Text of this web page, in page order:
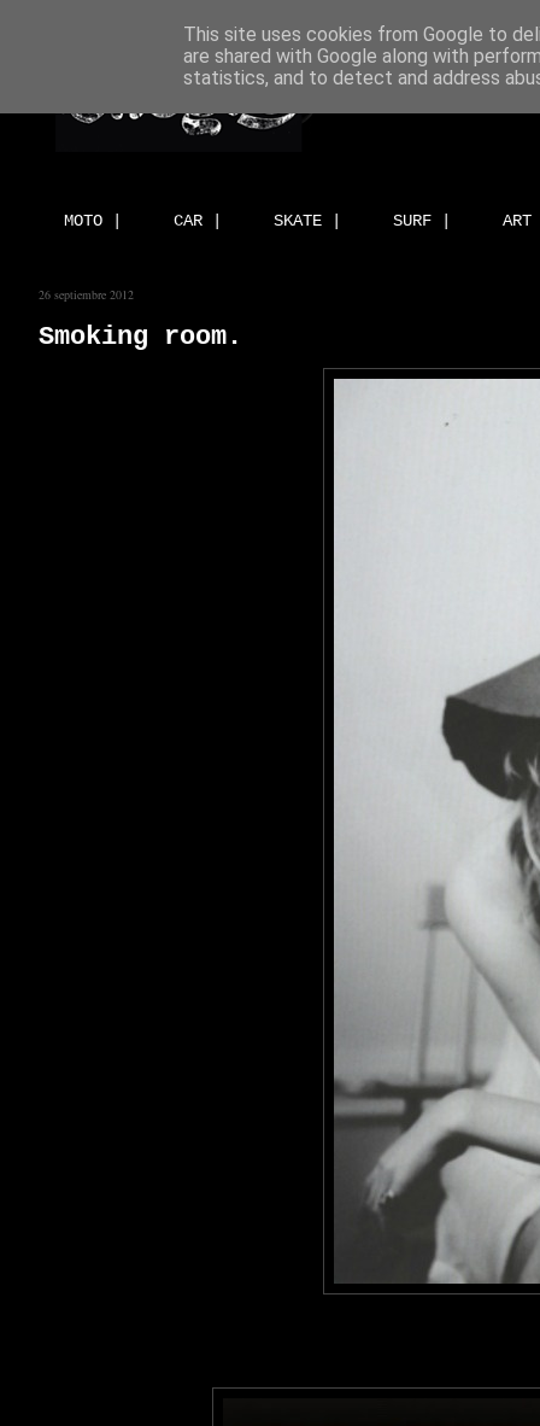
MOTO | CAR | SKATE | SURF |
26 septiembre 2012
Smoking room.
This site uses cookies from Google to
are shared with Google along with
statistics, and to detect and address